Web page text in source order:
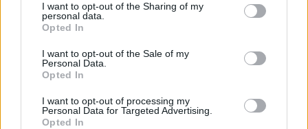
I want to opt-out of the Sharing of my
personal data.
Opted In
I want to opt-out of the Sale of my
Personal Data.
Opted In
I want to opt-out of processing my
Personal Data for Targeted Advertising.
Opted In